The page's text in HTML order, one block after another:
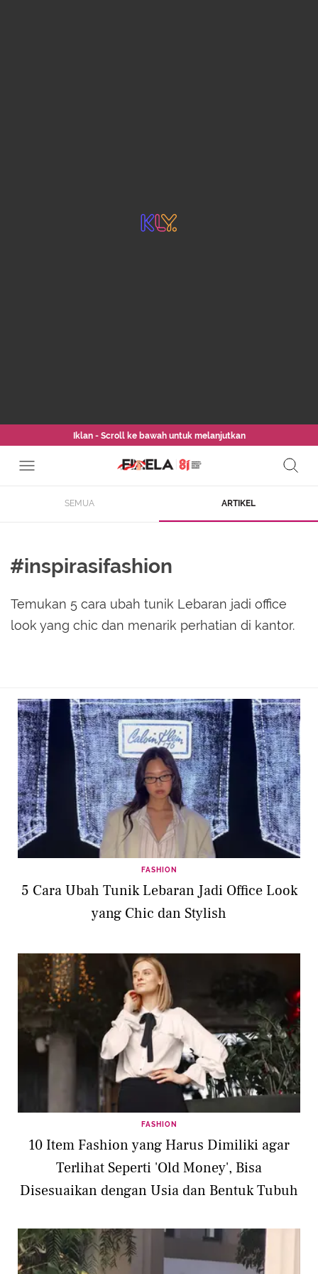
Iklan - Scroll ke bawah untuk melanjutkan
SEMUA ARTIKEL
#inspirasifashion
Temukan 5 cara ubah tunik Lebaran jadi office
look yang chic dan menarik perhatian di kantor.
FASHION
5 Cara Ubah Tunik Lebaran Jadi Office Look
yang Chic dan Stylish
FASHION
10 Item Fashion yang Harus Dimiliki agar
Terlihat Seperti 'Old Money', Bisa
Disesuaikan dengan Usia dan Bentuk Tubuh